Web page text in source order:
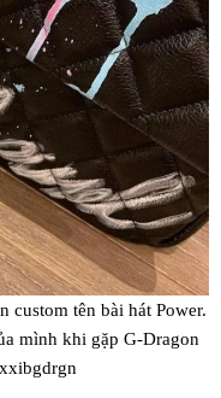
custom tên bài hát Power.
mình khi gặp G-Dragon